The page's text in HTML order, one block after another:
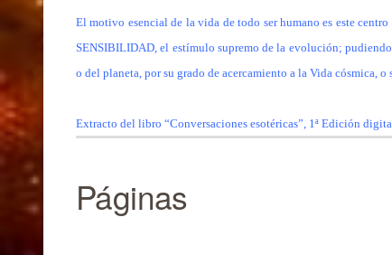
El motivo esencial de la vida de todo ser humano es este
SENSIBILIDAD, el estímulo supremo de la evolución;
o del planeta, por su grado de acercamiento a la Vida cósmica,
Extracto del libro “Conversaciones esotéricas”, 1ª Edición
Páginas